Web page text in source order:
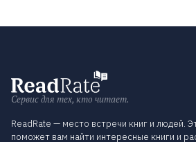
Сервис для тех, кто читает.
ReadRate — место встречи книг и людей.
поможет вам найти интересные книги и